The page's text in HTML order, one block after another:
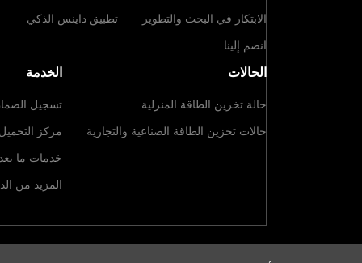
الابتكار في البحث والتطوير
انضم إلينا
تطبيق داينس الذكي
الحالات
حالة تخزين الطاقة المنزلية
حالات تخزين الطاقة الصناعية والتجارية
الخدمة
تسجيل
مركز التحميل
خدمات ما بعد
المزيد من